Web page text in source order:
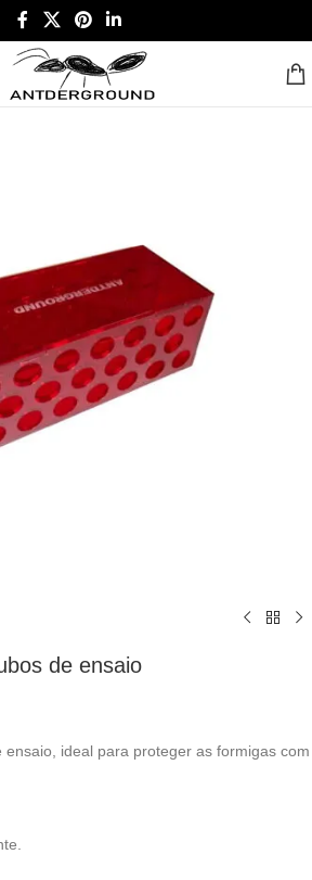
de ensaio
ideal para proteger as formigas com